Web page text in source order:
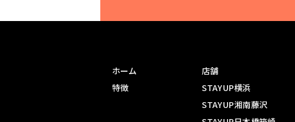
ホーム
特徴
店舗
STAYUP横浜
STAYUP湘南藤沢